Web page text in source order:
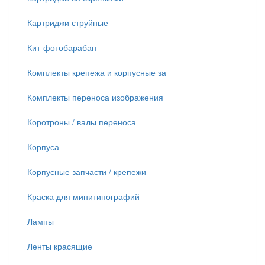
Картриджи струйные
Кит-фотобарабан
Комплекты крепежа и корпусные за
Комплекты переноса изображения
Коротроны / валы переноса
Корпуса
Корпусные запчасти / крепежи
Краска для минитипографий
Лампы
Ленты красящие